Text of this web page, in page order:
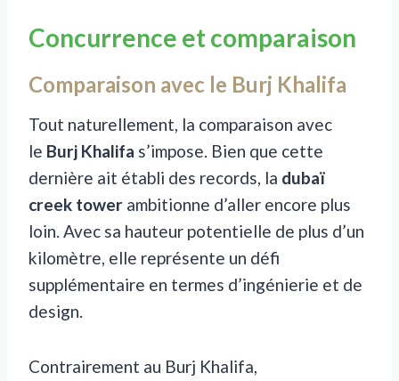
Concurrence et comparaison
Comparaison avec le Burj Khalifa
Tout naturellement, la comparaison avec
le Burj Khalifa s’impose. Bien que cette
dernière ait établi des records, la dubaï
creek tower ambitionne d’aller encore plus
loin. Avec sa hauteur potentielle de plus d’un
kilomètre, elle représente un défi
supplémentaire en termes d’ingénierie et de
design.
Contrairement au Burj Khalifa,